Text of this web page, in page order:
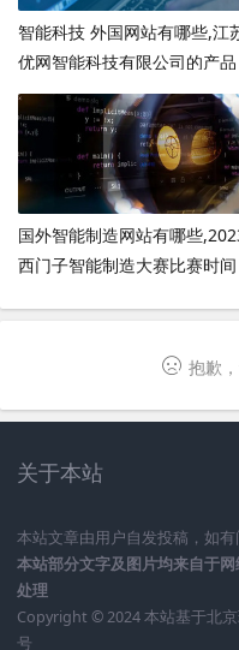
智能科技 外国网站有哪些,江
优网智能科技有限公司的产品
国外智能制造网站有哪些
西门子智能制造大赛比赛时间
抱歉
关于本站
本站文章由用户自发投稿，如有
本站部分文字及图片均来自于
处理
Copyright © 2024 本站基于北
号